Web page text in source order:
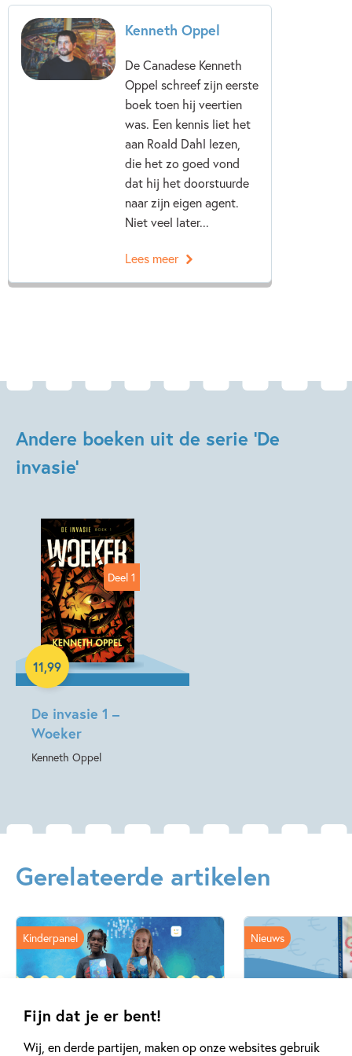
Fijn dat je er bent!
Wij, en derde partijen, maken op onze websites gebruik
Kenneth Oppel
Kenneth Oppel
De Canadese Kenneth
Oppel schreef zijn eerste
boek toen hij veertien
was. Een kennis liet het
aan Roald Dahl lezen,
die het zo goed vond
dat hij het doorstuurde
naar zijn eigen agent.
Niet veel later...
Lees meer
Andere boeken uit de serie 'De
invasie'
Deel 1
De invasie 1 –
Woeker
Kenneth Oppel
11,99
E-book
Gerelateerde artikelen
Ons Kinderpanel leest: ‘De
Kinderpanel
Ben jij al
Nieuws